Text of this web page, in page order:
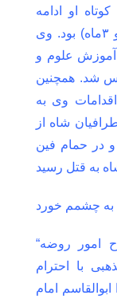
او ادامه
یافت. مدت صدارتش ۳۹ ماه (۳سال و ۳ماه) بود. وی
آموزش علوم و
شد. همچنین
وی به
شاه از
و در حمام فین
“امیرکبیر، در پی منع قمه‌زنی و اصلاح امور روضه
با احترام
امام